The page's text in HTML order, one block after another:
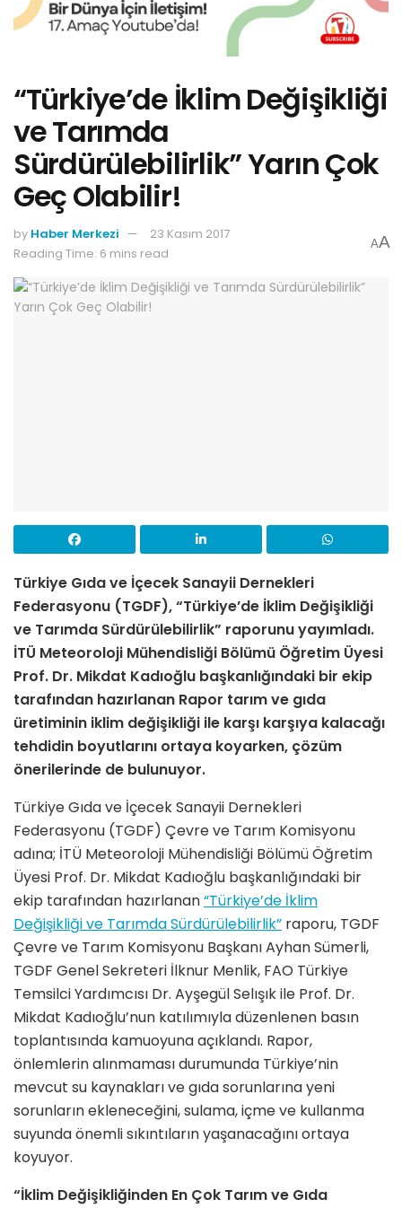
“Türkiye’de İklim Değişikliği
ve Tarımda
Sürdürülebilirlik” Yarın Çok
Geç Olabilir!
by Haber Merkezi
23 Kasım 2017
Reading Time: 6 mins read
AA
Türkiye Gıda ve İçecek Sanayii Dernekleri
Federasyonu (TGDF), “Türkiye’de İklim Değişikliği
ve Tarımda Sürdürülebilirlik” raporunu yayımladı.
İTÜ Meteoroloji Mühendisliği Bölümü Öğretim Üyesi
Prof. Dr. Mikdat Kadıoğlu başkanlığındaki bir ekip
tarafından hazırlanan Rapor tarım ve gıda
üretiminin iklim değişikliği ile karşı karşıya kalacağı
tehdidin boyutlarını ortaya koyarken, çözüm
önerilerinde de bulunuyor.
Türkiye Gıda ve İçecek Sanayii Dernekleri
Federasyonu (TGDF) Çevre ve Tarım Komisyonu
adına; İTÜ Meteoroloji Mühendisliği Bölümü Öğretim
Üyesi Prof. Dr. Mikdat Kadıoğlu başkanlığındaki bir
ekip tarafından hazırlanan“Türkiye’de İklim
Değişikliği ve Tarımda Sürdürülebilirlik” raporu, TGDF
Çevre ve Tarım Komisyonu Başkanı Ayhan Sümerli,
TGDF Genel Sekreteri İlknur Menlik, FAO Türkiye
Temsilci Yardımcısı Dr. Ayşegül Selışık ile Prof. Dr.
Mikdat Kadıoğlu’nun katılımıyla düzenlenen basın
toplantısında kamuoyuna açıklandı. Rapor,
önlemlerin alınmaması durumunda Türkiye’nin
mevcut su kaynakları ve gıda sorunlarına yeni
sorunların ekleneceğini, sulama, içme ve kullanma
suyunda önemli sıkıntıların yaşanacağını ortaya
koyuyor.
“İklim Değişikliğinden En Çok Tarım ve Gıda